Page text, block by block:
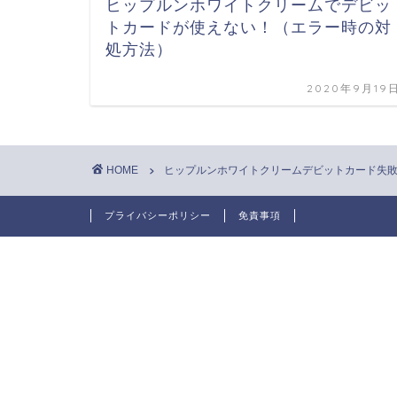
ヒップルンホワイトクリームでデビッ
トカードが使えない！（エラー時の対
処方法）
2020年9月19
HOME ヒップルンホワイトクリームデビットカード失敗
プライバシーポリシー 免責事項